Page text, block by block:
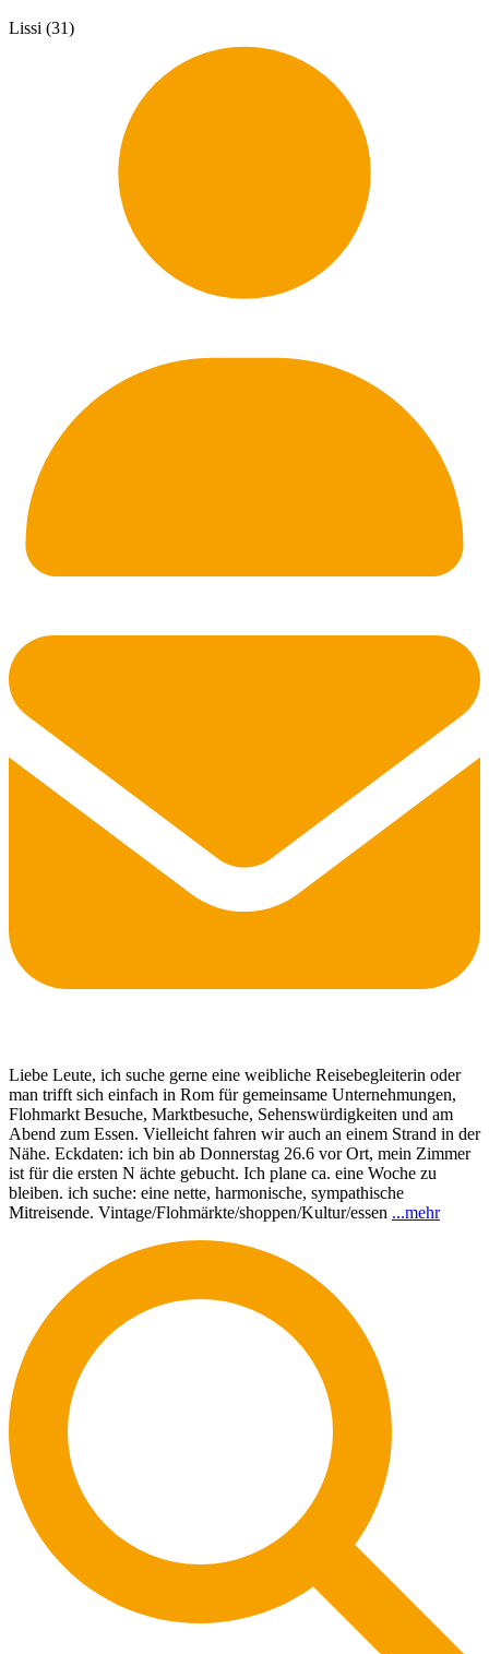
Lissi (31)
Liebe Leute, ich suche gerne eine weibliche Reisebegleiterin oder
man trifft sich einfach in Rom für gemeinsame Unternehmungen,
Flohmarkt Besuche, Marktbesuche, Sehenswürdigkeiten und am
Abend zum Essen. Vielleicht fahren wir auch an einem Strand in der
Nähe. Eckdaten: ich bin ab Donnerstag 26.6 vor Ort, mein Zimmer
ist für die ersten N ächte gebucht. Ich plane ca. eine Woche zu
bleiben. ich suche: eine nette, harmonische, sympathische
Mitreisende. Vintage/Flohmärkte/shoppen/Kultur/essen ...mehr